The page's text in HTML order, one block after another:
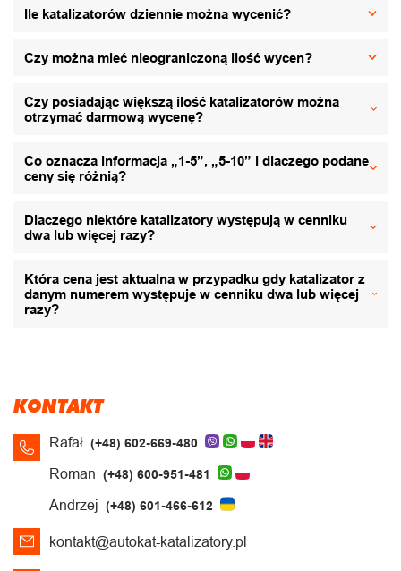
Ile katalizatorów dziennie można wycenić?
Czy można mieć nieograniczoną ilość wycen?
Czy posiadając większą ilość katalizatorów można
otrzymać darmową wycenę?
Co oznacza informacja „1-5”, „5-10” i dlaczego podane
ceny się różnią?
Dlaczego niektóre katalizatory występują w cenniku
dwa lub więcej razy?
Która cena jest aktualna w przypadku gdy katalizator z
danym numerem występuje w cenniku dwa lub więcej
razy?
KONTAKT
Rafał (+48) 602-669-480
Roman (+48) 600-951-481
Andrzej (+48) 601-466-612
kontakt@autokat-katalizatory.pl